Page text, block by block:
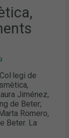
de
Jiménez,
de Beter;
Romero,
Beter. La